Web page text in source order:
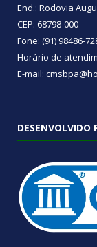
End.: Rodovia
CEP: 68798-000
Fone: (91) 98486-
Horário de
E-mail:
DESENVOLVIDO